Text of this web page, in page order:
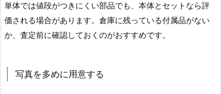
単体では値段がつきにくい部品でも、本体とセットなら評
価される場合があります。倉庫に残っている付属品がない
か、査定前に確認しておくのがおすすめです。
写真を多めに用意する